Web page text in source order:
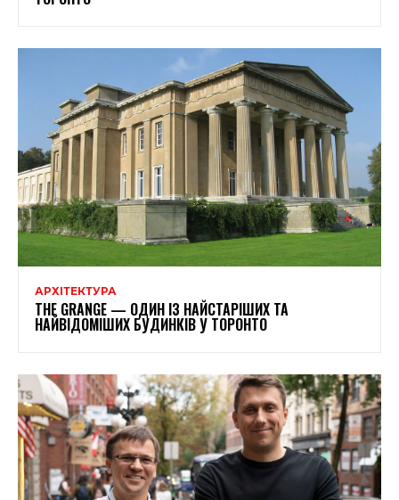
АРХІТЕКТУРА
THE GRANGE — ОДИН ІЗ НАЙСТАРІШИХ ТА
НАЙВІДОМІШИХ БУДИНКІВ У ТОРОНТО